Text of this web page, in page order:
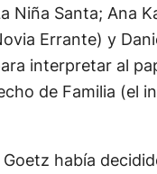
Niña Santa; Ana
Errante) y
interpretar al
de Familia (el
había